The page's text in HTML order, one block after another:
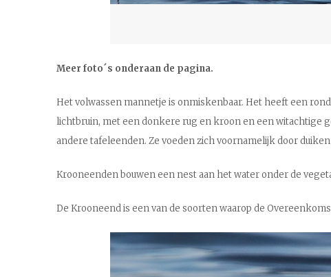
Meer foto´s onderaan de pagina.
Het volwassen mannetje is onmiskenbaar. Het heeft een
lichtbruin, met een donkere rug en kroon en een witachtige
andere tafeleenden. Ze voeden zich voornamelijk door
Krooneenden bouwen een nest aan het water onder de
De Krooneend is een van de soorten waarop de